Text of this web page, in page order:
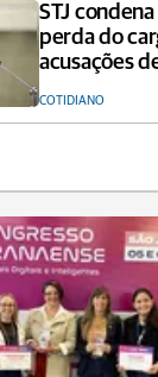
STJ
perda do
acusações
COTIDIANO